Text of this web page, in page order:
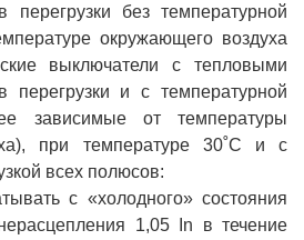
перегрузки без температурной
окружающего воздуха
выключатели с тепловыми
перегрузки и с температурной
зависимые от температуры
при температуре 30˚С и с
всех полюсов:
с «холодного» состояния
1,05 In в течение